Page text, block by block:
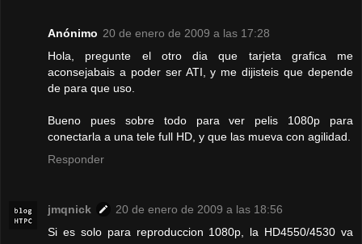
Anónimo 20 de enero de 2009 a las 17:28
Hola, pregunte el otro dia que tarjeta grafica me
aconsejabais a poder ser ATI, y me dijisteis que depende
de para que uso.
Bueno pues sobre todo para ver pelis 1080p para
conectarla a una tele full HD, y que las mueva con agilidad.
Responder
jmqnick
20 de enero de 2009 a las 18:56
Si es solo para reproduccion 1080p, la HD4550/4530 va